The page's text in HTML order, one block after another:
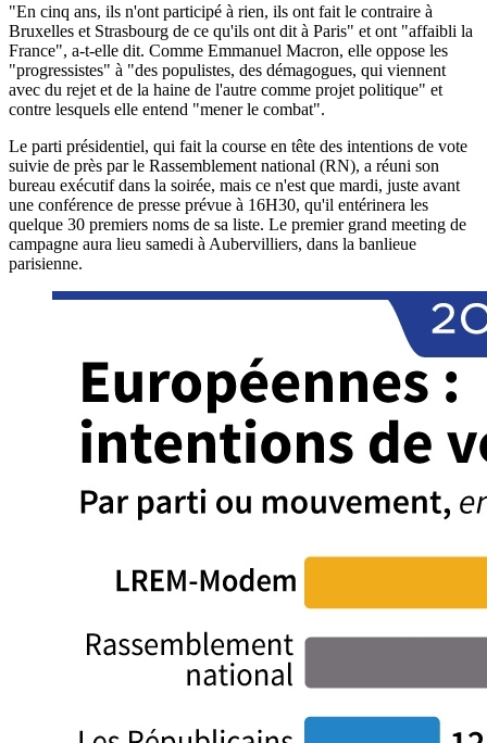
"En cinq ans, ils n'ont participé à rien, ils ont fait le contraire à
Bruxelles et Strasbourg de ce qu'ils ont dit à Paris" et ont "affaibli la
France", a-t-elle dit. Comme Emmanuel Macron, elle oppose les
"progressistes" à "des populistes, des démagogues, qui viennent
avec du rejet et de la haine de l'autre comme projet politique" et
contre lesquels elle entend "mener le combat".
Le parti présidentiel, qui fait la course en tête des intentions de vote
suivie de près par le Rassemblement national (RN), a réuni son
bureau exécutif dans la soirée, mais ce n'est que mardi, juste avant
une conférence de presse prévue à 16H30, qu'il entérinera les
quelque 30 premiers noms de sa liste. Le premier grand meeting de
campagne aura lieu samedi à Aubervilliers, dans la banlieue
parisienne.